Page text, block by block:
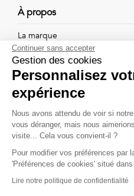
À propos
La marque
Nos boutiques
Suivez-nous !
Recevez par email l'actualité
collections, remises spéciales
Continuer sans accepter
Gestion des cookies
Personnalisez
expérience
Nous avons attendu de voir si
vous déranger, mais nous
visite... Cela vous convient-il ?
Pour modifier vos préférences par
'Préférences de cookies' situé dans
Lire notre politique de confidentialité